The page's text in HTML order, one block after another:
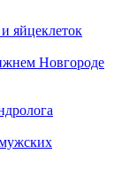
яйцеклеток
Новгороде